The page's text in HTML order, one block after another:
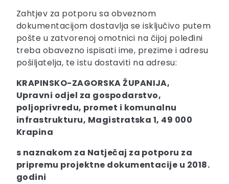
Zahtjev za potporu sa obveznom
dokumentacijom dostavlja se isključivo putem
pošte u zatvorenoj omotnici na čijoj poleđini
treba obavezno ispisati ime, prezime i adresu
pošiljatelja, te istu dostaviti na adresu:
KRAPINSKO-ZAGORSKA ŽUPANIJA,
Upravni odjel za gospodarstvo,
poljoprivredu, promet i komunalnu
infrastrukturu, Magistratska 1, 49 000
Krapina
s naznakom za Natječaj za potporu za
pripremu projektne dokumentacije u 2018.
godini